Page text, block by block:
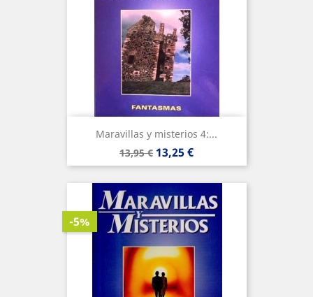
Maravillas y misterios 4:...
Precio
base
13,95 € Precio
13,25 €
-5%